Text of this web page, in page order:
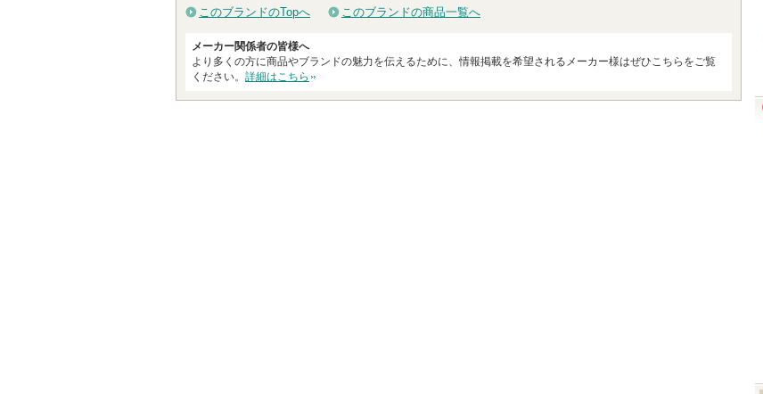
このブランドのTopへ このブランドの商品一覧へ
メーカー関係者の皆様へ
より多くの方に商品やブランドの魅力を伝えるために、情報掲載を希望されるメーカー様はぜひこちらをご覧
ください。 詳細はこちら